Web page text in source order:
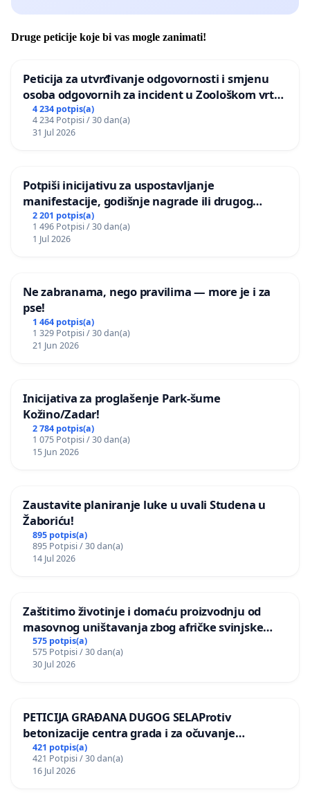
Druge peticije koje bi vas mogle zanimati!
Peticija za utvrđivanje odgovornosti i smjenu
osoba odgovornih za incident u Zoološkom vrtu
Grada Zagreba
4 234 potpis(a)
4 234 Potpisi / 30 dan(a)
31 Jul 2026
Potpiši inicijativu za uspostavljanje
manifestacije, godišnje nagrade ili drugog
javnog događaja „Edin Avdić“ u Sarajevu
2 201 potpis(a)
1 496 Potpisi / 30 dan(a)
1 Jul 2026
Ne zabranama, nego pravilima — more je i za
pse!
1 464 potpis(a)
1 329 Potpisi / 30 dan(a)
21 Jun 2026
Inicijativa za proglašenje Park-šume
Kožino/Zadar!
2 784 potpis(a)
1 075 Potpisi / 30 dan(a)
15 Jun 2026
Zaustavite planiranje luke u uvali Studena u
Žaboriću!
895 potpis(a)
895 Potpisi / 30 dan(a)
14 Jul 2026
Zaštitimo životinje i domaću proizvodnju od
masovnog uništavanja zbog afričke svinjske
kuge
575 potpis(a)
575 Potpisi / 30 dan(a)
30 Jul 2026
PETICIJA GRAĐANA DUGOG SELAProtiv
betonizacije centra grada i za očuvanje
postojećih zelenih površina i odraslih stabala pri
donošenju izmjena urbanističkog plana
421 potpis(a)
421 Potpisi / 30 dan(a)
16 Jul 2026